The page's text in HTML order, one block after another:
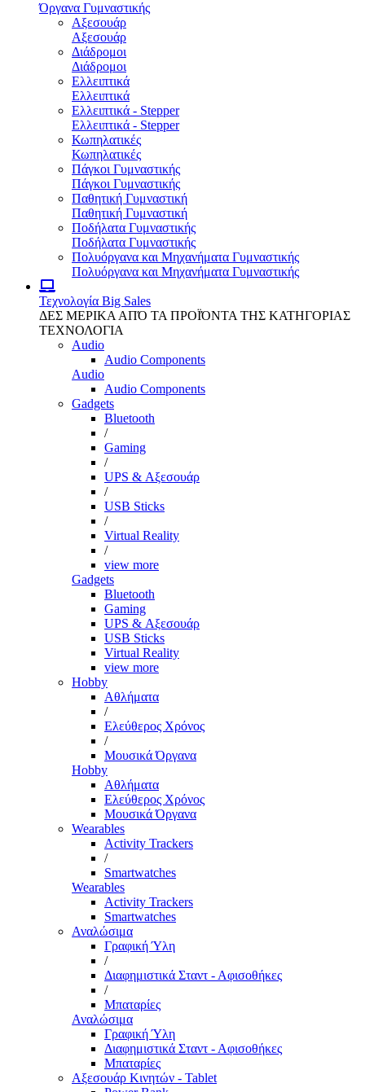
Όργανα Γυμναστικής
Αξεσουάρ
Αξεσουάρ
Διάδρομοι
Διάδρομοι
Ελλειπτικά
Ελλειπτικά
Ελλειπτικά - Stepper
Ελλειπτικά - Stepper
Κωπηλατικές
Κωπηλατικές
Πάγκοι Γυμναστικής
Πάγκοι Γυμναστικής
Παθητική Γυμναστική
Παθητική Γυμναστική
Ποδήλατα Γυμναστικής
Ποδήλατα Γυμναστικής
Πολυόργανα και Μηχανήματα Γυμναστικής
Πολυόργανα και Μηχανήματα Γυμναστικής
Τεχνολογία Big Sales
ΔΕΣ ΜΕΡΙΚΑ ΑΠΌ ΤΑ ΠΡΟΪΌΝΤΑ ΤΗΣ ΚΑΤΗΓΟΡΙΑΣ
ΤΕΧΝΟΛΟΓΙΑ
Audio
Audio Components
Audio
Audio Components
Gadgets
Bluetooth
/
Gaming
/
UPS & Αξεσουάρ
/
USB Sticks
/
Virtual Reality
/
view more
Gadgets
Bluetooth
Gaming
UPS & Αξεσουάρ
USB Sticks
Virtual Reality
view more
Hobby
Αθλήματα
/
Ελεύθερος Χρόνος
/
Μουσικά Όργανα
Hobby
Αθλήματα
Ελεύθερος Χρόνος
Μουσικά Όργανα
Wearables
Activity Trackers
/
Smartwatches
Wearables
Activity Trackers
Smartwatches
Αναλώσιμα
Γραφική Ύλη
/
Διαφημιστικά Σταντ - Αφισοθήκες
/
Μπαταρίες
Αναλώσιμα
Γραφική Ύλη
Διαφημιστικά Σταντ - Αφισοθήκες
Μπαταρίες
Αξεσουάρ Κινητών - Tablet